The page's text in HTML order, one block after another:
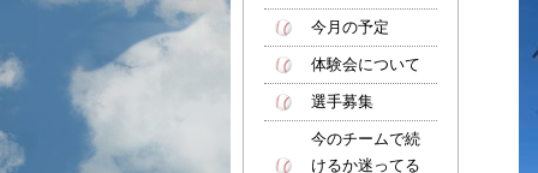
今月の予定
体験会について
選手募集
今のチームで続
けるか迷ってる